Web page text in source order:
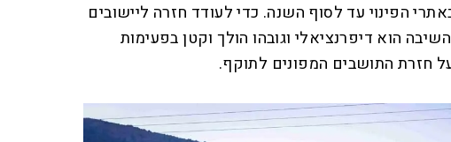
הפינוי עד לסוף השנה. כדי לעודד חזרה ליישובים
הוא דיפרנציאלי וגובהו הולך וקטן בפעימות
חזרת התושבים המפונים לתוקף.